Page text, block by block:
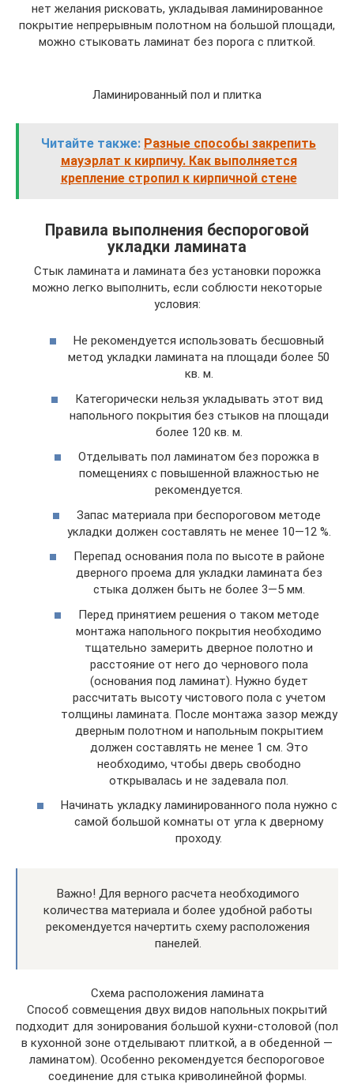
нет желания рисковать, укладывая ламинированное
покрытие непрерывным полотном на большой площади,
можно стыковать ламинат без порога с плиткой.
Ламинированный пол и плитка
Читайте также: Разные способы закрепить
мауэрлат к кирпичу. Как выполняется
крепление стропил к кирпичной стене
Правила выполнения беспороговой
укладки ламината
Стык ламината и ламината без установки порожка
можно легко выполнить, если соблюсти некоторые
условия:
Не рекомендуется использовать бесшовный
метод укладки ламината на площади более 50
кв. м.
Категорически нельзя укладывать этот вид
напольного покрытия без стыков на площади
более 120 кв. м.
Отделывать пол ламинатом без порожка в
помещениях с повышенной влажностью не
рекомендуется.
Запас материала при беспороговом методе
укладки должен составлять не менее 10—12 %.
Перепад основания пола по высоте в районе
дверного проема для укладки ламината без
стыка должен быть не более 3—5 мм.
Перед принятием решения о таком методе
монтажа напольного покрытия необходимо
тщательно замерить дверное полотно и
расстояние от него до чернового пола
(основания под ламинат). Нужно будет
рассчитать высоту чистового пола с учетом
толщины ламината. После монтажа зазор между
дверным полотном и напольным покрытием
должен составлять не менее 1 см. Это
необходимо, чтобы дверь свободно
открывалась и не задевала пол.
Начинать укладку ламинированного пола нужно с
самой большой комнаты от угла к дверному
проходу.
Важно! Для верного расчета необходимого
количества материала и более удобной работы
рекомендуется начертить схему расположения
панелей.
Схема расположения ламината
Способ совмещения двух видов напольных покрытий
подходит для зонирования большой кухни-столовой (пол
в кухонной зоне отделывают плиткой, а в обеденной —
ламинатом). Особенно рекомендуется беспороговое
соединение для стыка криволинейной формы.